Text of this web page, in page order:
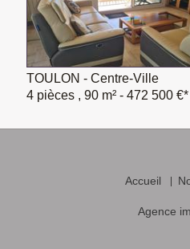
TOULON - Centre-Ville
4 pièces , 90 m² - 472 500 €*
Accueil
Agence